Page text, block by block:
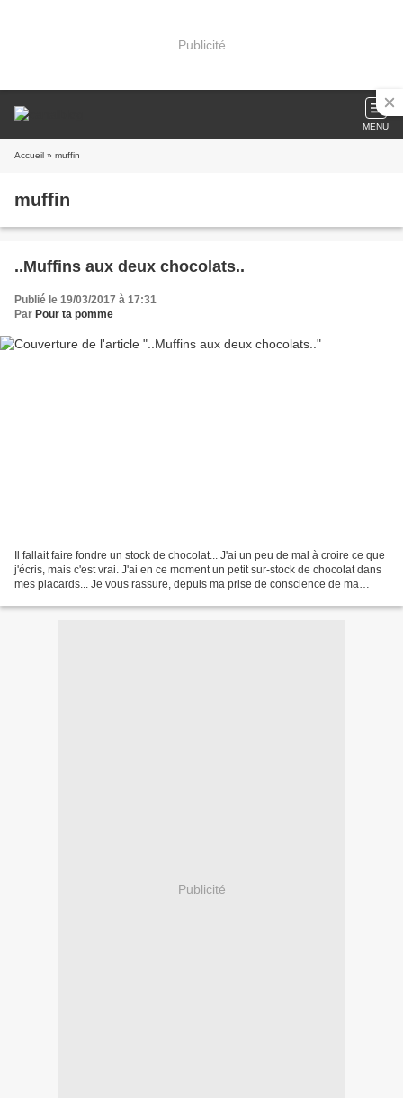
Publicité
MENU
Accueil » muffin
muffin
..Muffins aux deux chocolats..
Publié le 19/03/2017 à 17:31
Par Pour ta pomme
Il fallait faire fondre un stock de chocolat... J'ai un peu de mal à croire ce que
j'écris, mais c'est vrai. J'ai en ce moment un petit sur-stock de chocolat dans
mes placards... Je vous rassure, depuis ma prise de conscience de ma
Publicité